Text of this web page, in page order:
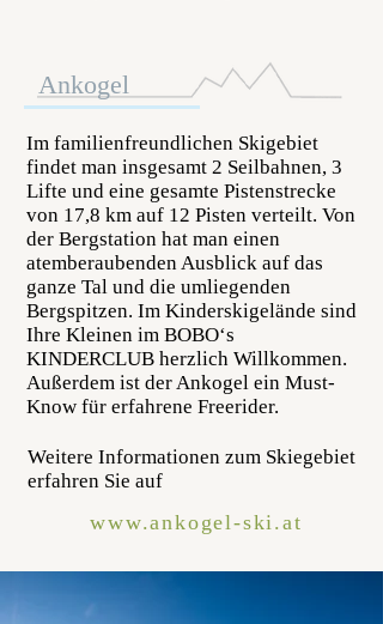
Ankogel
Im familienfreundlichen Skigebiet
findet man insgesamt 2 Seilbahnen, 3
Lifte und eine gesamte Pistenstrecke
von 17,8 km auf 12 Pisten verteilt. Von
der Bergstation hat man einen
atemberaubenden Ausblick auf das
ganze Tal und die umliegenden
Bergspitzen. Im Kinderskigelände sind
Ihre Kleinen im BOBO‘s
KINDERCLUB herzlich Willkommen.
Außerdem ist der Ankogel ein Must-
Know für erfahrene Freerider.
Weitere Informationen zum Skiegebiet
erfahren Sie auf
www.ankogel-ski.at